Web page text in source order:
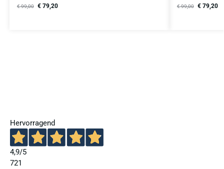
€99,00 €79,20 €99,00 €79,20
Hervorragend
4,9/5
721